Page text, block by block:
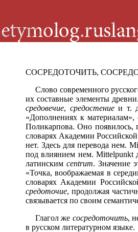
СОСРЕДОТОЧИТЬ,
Слово современного
их составные элементы
средовечие, средостениеи т.
«Дополнениях к
Поликарпова. Оно появилось,
словарях Академии
нет. Здесь для перевода нем.
под влиянием нем. Mittelpunkt
латинским centrum. Значение
«Точка, воображаемая в
словарях Академии
средоточие, продолжая
связывается по своим
Глагол же сосредоточить,
в русском литературном языке.